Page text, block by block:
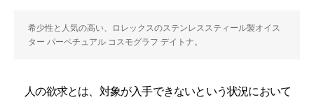
希少性と人気の高い、ロレックスのステンレススティール製オイス
ター パーペチュアル コスモグラフ デイトナ。
人の欲求とは、対象が入手できないという状況において